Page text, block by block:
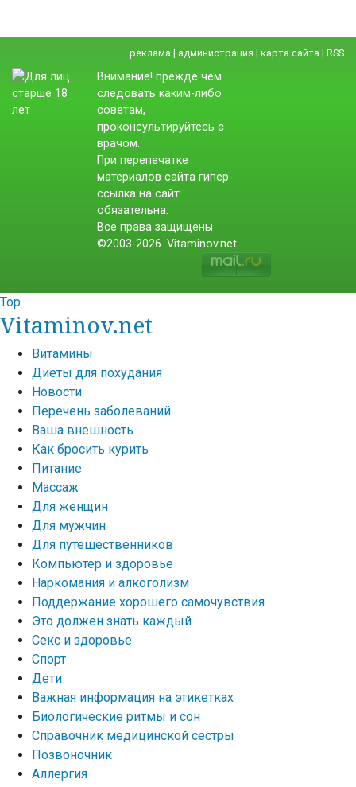
реклама | администрация | карта сайта | RSS
Внимание! прежде чем
следовать каким-либо
советам,
проконсультируйтесь с
врачом.
При перепечатке
материалов сайта гипер-
ссылка на сайт
обязательна.
Все права защищены
©2003-2026. Vitaminov.net
Top
Vitaminov.net
Витамины
Диеты для похудания
Новости
Перечень заболеваний
Ваша внешность
Как бросить курить
Питание
Массаж
Для женщин
Для мужчин
Для путешественников
Компьютер и здоровье
Наркомания и алкоголизм
Поддержание хорошего самочувствия
Это должен знать каждый
Секс и здоровье
Спорт
Дети
Важная информация на этикетках
Биологические ритмы и сон
Справочник медицинской сестры
Позвоночник
Аллергия